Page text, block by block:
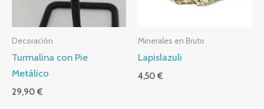
Decoración
Turmalina con Pie
Metálico
29,90€
Minerales en Bruto
Lapislazuli
4,50€